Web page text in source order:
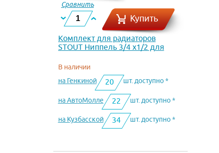
Сравнить
Купить
Комплект для радиаторов
STOUT Ниппель 3/4 х1/2 для
0049-000002
В наличии
на Генкиной
20 шт. доступно *
на АвтоМолле 22 шт. доступно *
на Кузбасской 34 шт. доступно *